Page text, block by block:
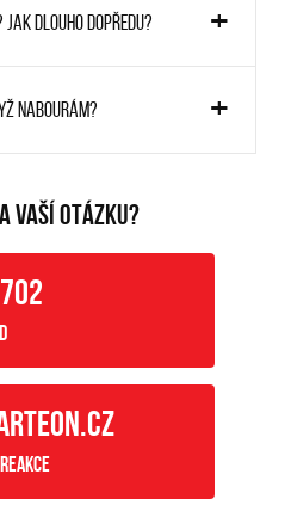
Jak dlouho dopředu?
nabourám?
VAŠÍ OTÁZKU?